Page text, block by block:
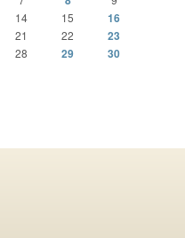
14 15
16
21 22
23
28 29 30